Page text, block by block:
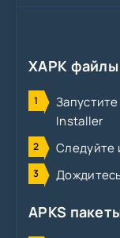
XAPK
Installer
Следуйте
APKS